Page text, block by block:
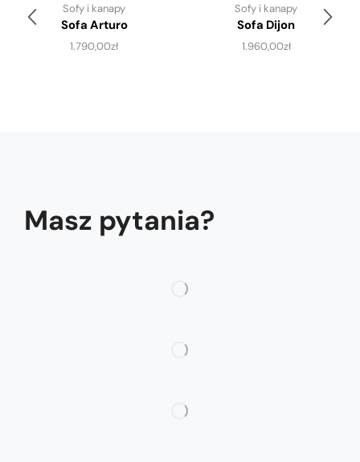
Sofy i kanapy
Sofa Arturo
1.790,00zł
Sofy i kanapy
Sofa Dijon
1.960,00zł
Masz pytania?